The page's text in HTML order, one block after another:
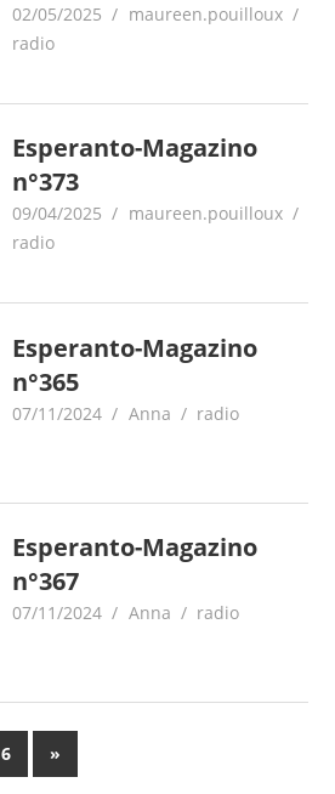
02/05/2025
maureen.pouilloux
radio
Esperanto-Magazino
n°373
09/04/2025
maureen.pouilloux
radio
Esperanto-Magazino
n°365
07/11/2024 Anna radio
Esperanto-Magazino
n°367
07/11/2024 Anna radio
6
Next
Posts
»